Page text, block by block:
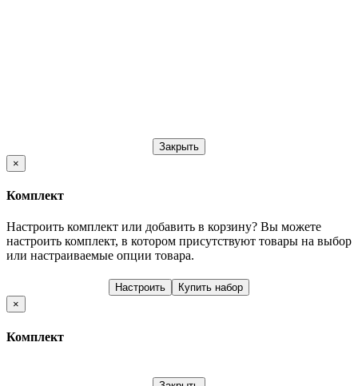
Закрыть
×
Комплект
Настроить комплект или добавить в корзину? Вы можете
настроить комплект, в котором присутствуют товары на выбор
или настраиваемые опции товара.
Настроить
Купить набор
×
Комплект